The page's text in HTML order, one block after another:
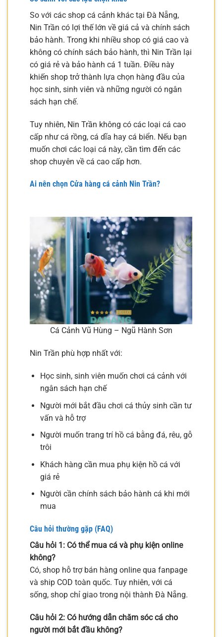
So với các shop cá cảnh khác tại Đà Nẵng,
Nin Trần có lợi thế lớn về giá cả và chính sách
bảo hành. Trong khi nhiều shop có giá cao và
không có chính sách bảo hành, thì Nin Trần lại
có giá rẻ và bảo hành cá 1 tuần. Điều này
khiến shop trở thành lựa chọn hàng đầu của
học sinh, sinh viên và những người có ngân
sách hạn chế.
Tuy nhiên, Nin Trần không có các loại cá cao
cấp như cá rồng, cá dĩa hay cá biển. Nếu bạn
muốn chơi các loại cá này, cần tìm đến các
shop chuyên về cá cao cấp hơn.
Ai nên chọn Cửa hàng cá cảnh Nin Trần?
Cá Cảnh Vũ Hùng – Ngũ Hành Sơn
Nin Trần phù hợp nhất với:
Học sinh, sinh viên muốn chơi cá cảnh với
ngân sách hạn chế
Người mới bắt đầu chơi cá thủy sinh cần tư
vấn và hỗ trợ
Người muốn trang trí hồ cá bằng đá, rêu, gỗ
trôi
Khách hàng cần mua phụ kiện hồ cá với
giá rẻ
Người cần chính sách bảo hành cá khi mới
mua
Câu hỏi thường gặp (FAQ)
Câu hỏi 1: Có thể mua cá và phụ kiện online
không?
Có, shop hỗ trợ bán hàng online qua fanpage
và ship COD toàn quốc. Tuy nhiên, với cá
sống, shop chỉ giao trong nội thành Đà Nẵng.
Câu hỏi 2: Có hướng dẫn chăm sóc cá cho
người mới bắt đầu không?